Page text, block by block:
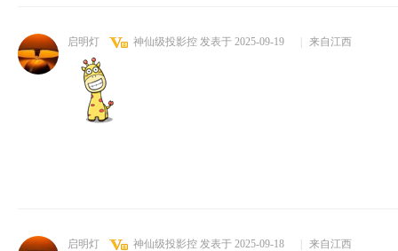
启明灯 神仙级投影控 发表于 2025-09-19 来自江西
启明灯 神仙级投影控 发表于 2025-09-18 来自江西